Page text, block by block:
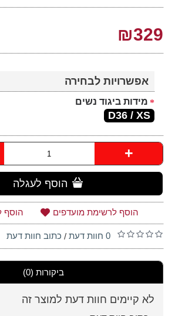
₪329
אפשרויות לבחירה
מידות ביגוד נשים
D36 / XS
+
הוסף לעגלה
הוסף לרשימת מועדפים הוסף
0 חוות דעת / כתוב חוות דעת
ביקורות (0)
לא קיימים חוות דעת למוצר זה